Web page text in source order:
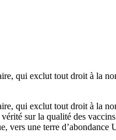
qui exclut tout droit à la
qui exclut tout droit à la
sur la qualité des
vers une terre